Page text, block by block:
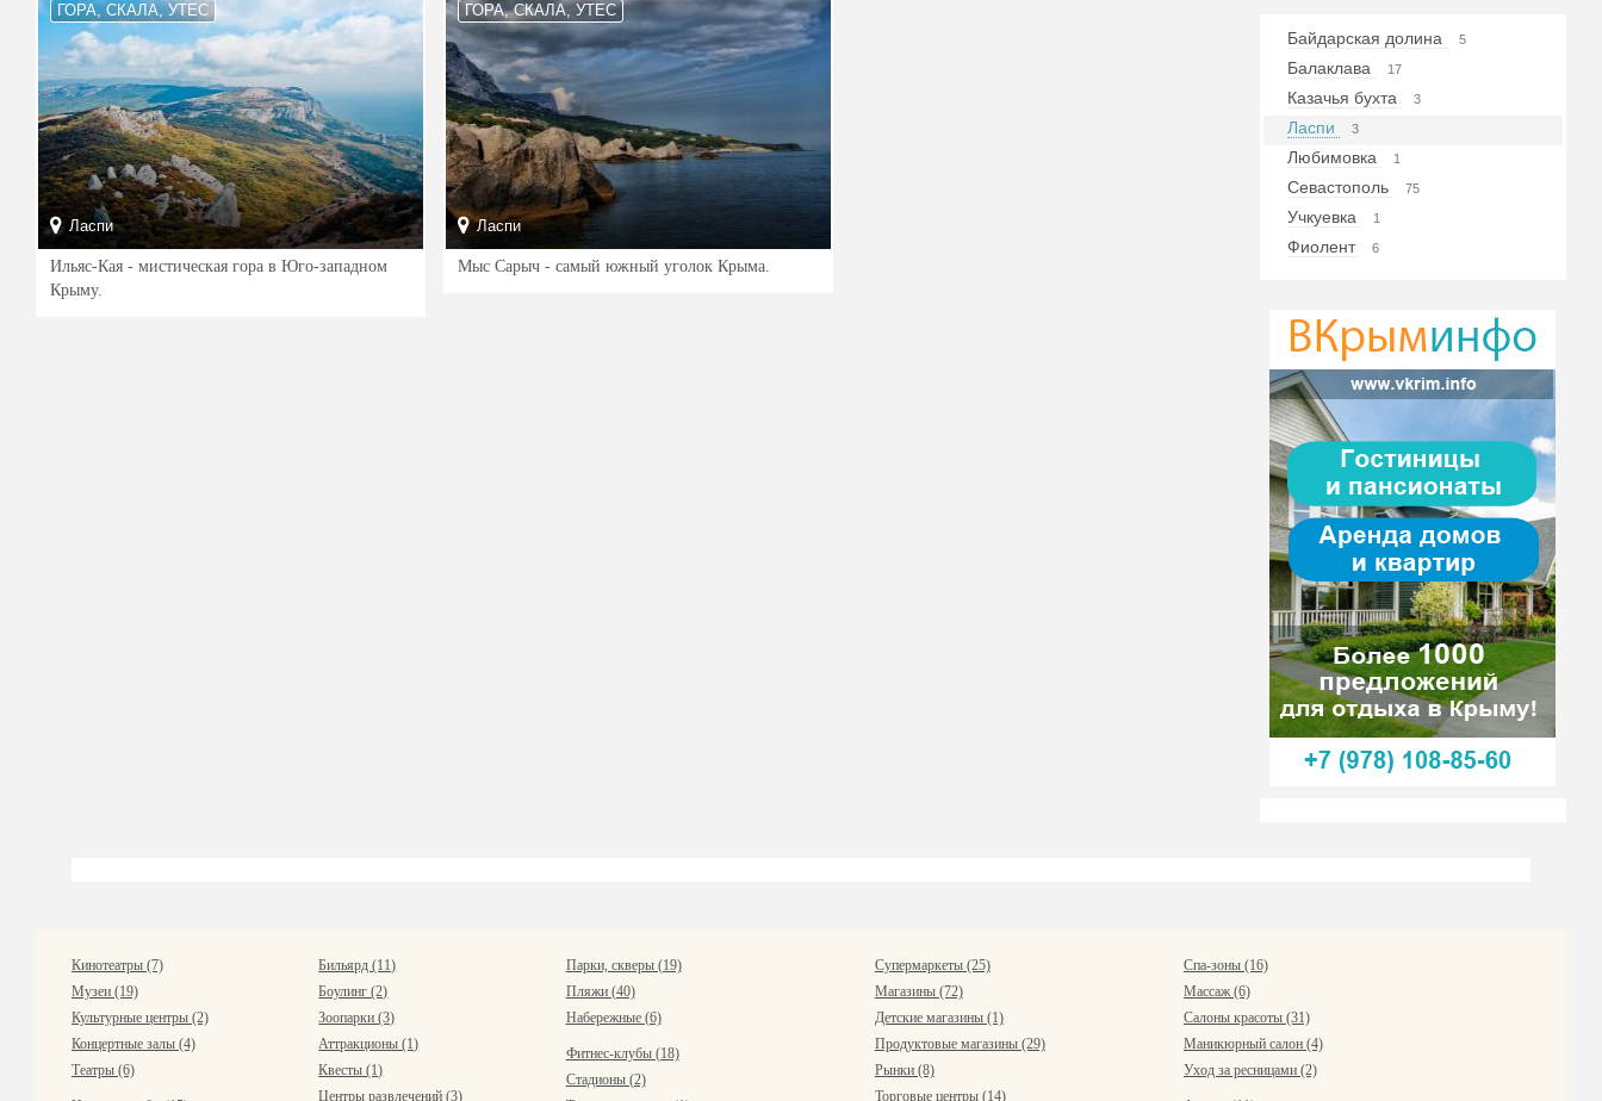
ГОРА, СКАЛА, УТЕС
Ласпи
Ильяс-Кая - мистическая гора в Юго-западном
Крыму.
ГОРА, СКАЛА, УТЕС
Ласпи
Мыс Сарыч - самый южный уголок Крыма.
Байдарская долина 5
Балаклава 17
Казачья бухта 3
Ласпи 3
Любимовка 1
Севастополь 75
Учкуевка 1
Фиолент 6
Кинотеатры (7)
Музеи (19)
Культурные центры (2)
Концертные залы (4)
Театры (6)
Бильярд (11)
Боулинг (2)
Зоопарки (3)
Аттракционы (1)
Квесты (1)
Центры развлечений (3)
Парки, скверы (19)
Пляжи (40)
Набережные (6)
Фитнес-клубы (18)
Стадионы (2)
Супермаркеты (25)
Магазины (72)
Детские магазины (1)
Продуктовые магазины (29)
Рынки (8)
Торговые центры (14)
Спа-зоны (16)
Массаж (6)
Салоны красоты (31)
Маникюрный салон (4)
Уход за ресницами (2)